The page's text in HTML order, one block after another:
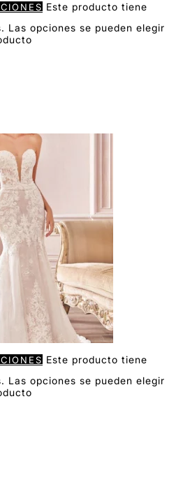
Este producto tiene
Las opciones se pueden elegir
Este producto tiene
Las opciones se pueden elegir